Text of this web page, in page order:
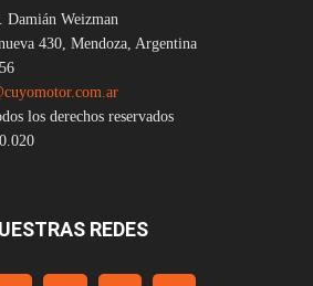
Weizman
430, Mendoza, Argentina
los derechos reservados
REDES